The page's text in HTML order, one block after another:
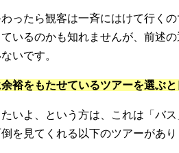
ったら観客は一斉にはけて行く
いるのかも知れませんが、前述
いです。
裕をもたせているツアーを選ぶ
いよ、という方は、これは「バ
を見てくれる以下のツアーがあり